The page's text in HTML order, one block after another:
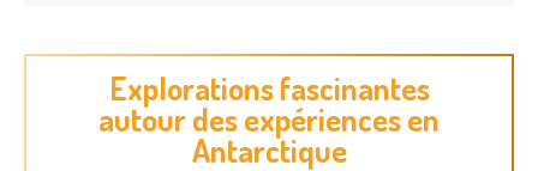
Explorations fascinantes
autour des expériences en
Antarctique